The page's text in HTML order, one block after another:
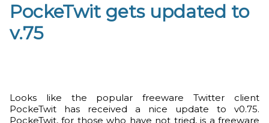
PockeTwit gets updated to
v.75
Looks like the popular freeware Twitter client
PockeTwit has received a nice update to v0.75.
PockeTwit, for those who have not tried, is a freeware